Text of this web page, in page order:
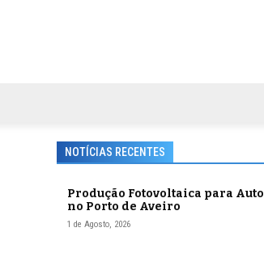
NOTÍCIAS RECENTES
Produção Fotovoltaica para
no Porto de Aveiro
1 de Agosto, 2026